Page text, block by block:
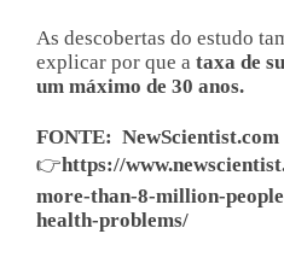
As descobertas do estudo
explicar por que a taxa de
um máximo de 30 anos.
FONTE: NewScientist.com
👉https://
more-than-8-million-
health-problems/